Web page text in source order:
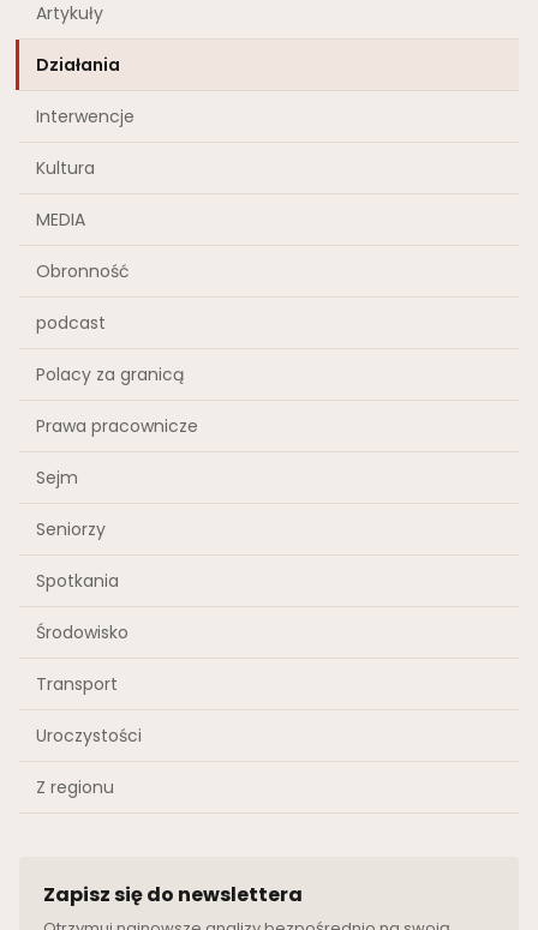
Artykuły
Działania
Interwencje
Kultura
MEDIA
Obronność
podcast
Polacy za granicą
Prawa pracownicze
Sejm
Seniorzy
Spotkania
Środowisko
Transport
Uroczystości
Z regionu
Zapisz się do newslettera